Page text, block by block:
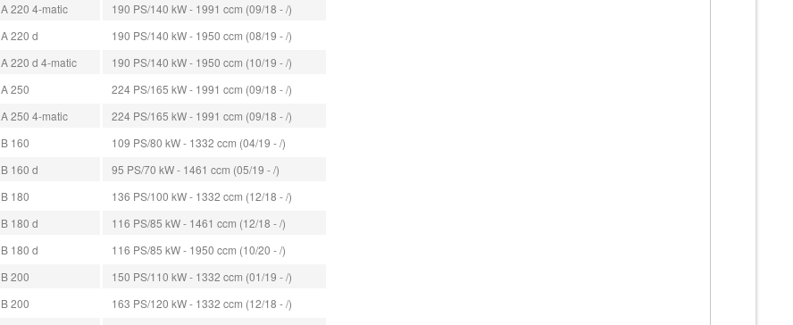
A 220 4-matic
190 PS/140 kW - 1991 ccm (09/18 - /)
A 220 d
190 PS/140 kW - 1950 ccm (08/19 - /)
A 220 d 4-matic
190 PS/140 kW - 1950 ccm (10/19 - /)
A 250
224 PS/165 kW - 1991 ccm (09/18 - /)
A 250 4-matic
224 PS/165 kW - 1991 ccm (09/18 - /)
B 160
109 PS/80 kW - 1332 ccm (04/19 - /)
B 160 d
95 PS/70 kW - 1461 ccm (05/19 - /)
B 180
136 PS/100 kW - 1332 ccm (12/18 - /)
B 180 d
116 PS/85 kW - 1461 ccm (12/18 - /)
B 180 d
116 PS/85 kW - 1950 ccm (10/20 - /)
B 200
150 PS/110 kW - 1332 ccm (01/19 - /)
B 200
163 PS/120 kW - 1332 ccm (12/18 - /)